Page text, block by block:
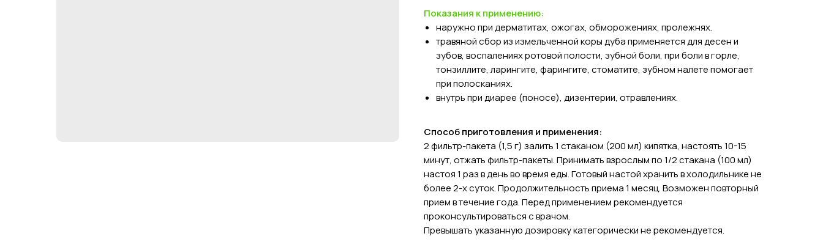
Показания к применению:
наружно при дерматитах, ожогах, обморожениях, пролежнях.
травяной сбор из измельченной коры дуба применяется для десен и
зубов, воспалениях ротовой полости, зубной боли, при боли в горле,
тонзиллите, ларингите, фарингите, стоматите, зубном налете помогает
при полосканиях.
внутрь при диарее (поносе), дизентерии, отравлениях.
Способ приготовления и применения:
2 фильтр-пакета (1,5 г) залить 1 стаканом (200 мл) кипятка, настоять 10-15
минут, отжать фильтр-пакеты. Принимать взрослым по 1/2 стакана (100 мл)
настоя 1 раз в день во время еды. Готовый настой хранить в холодильнике не
более 2-х суток. Продолжительность приема 1 месяц. Возможен повторный
прием в течение года. Перед применением рекомендуется
проконсультироваться с врачом.
Превышать указанную дозировку категорически не рекомендуется.